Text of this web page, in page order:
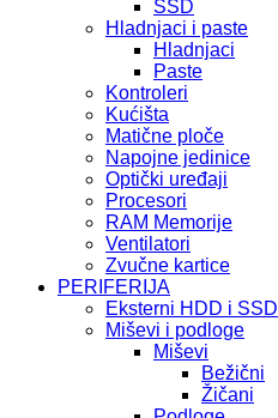
SSD
Hladnjaci i paste
Hladnjaci
Paste
Kontroleri
Kućišta
Matične ploče
Napojne jedinice
Optički uređaji
Procesori
RAM Memorije
Ventilatori
Zvučne kartice
PERIFERIJA
Eksterni HDD i SSD
Miševi i podloge
Miševi
Bežični
Žičani